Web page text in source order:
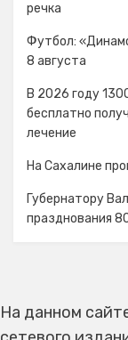
речка
Футбол:
8 августа
В 2026 году
бесплатно
лечение
На Сахалине
Губернатору
празднования
На данном